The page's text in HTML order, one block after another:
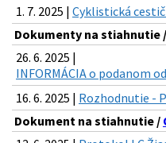
1. 7. 2025 | Cyklistická
Dokumenty na stiahnutie /
26. 6. 2025 |
INFORMÁCIA o podanom
16. 6. 2025 | Rozhodnutie -
Dokument na stiahnutie /